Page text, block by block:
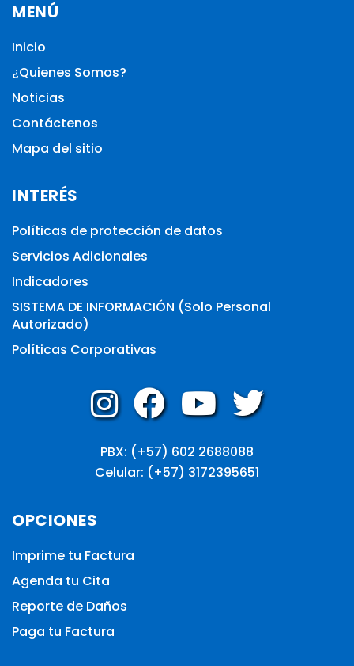
MENÚ
Inicio
¿Quienes Somos?
Noticias
Contáctenos
Mapa del sitio
INTERÉS
Políticas de protección de datos
Servicios Adicionales
Indicadores
SISTEMA DE INFORMACIÓN (Solo Personal
Autorizado)
Políticas Corporativas
PBX: (+57) 602 2688088
Celular: (+57) 3172395651
OPCIONES
Imprime tu Factura
Agenda tu Cita
Reporte de Daños
Paga tu Factura